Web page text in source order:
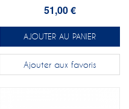
51,00 €
AJOUTER AU PANIER
Ajouter aux favoris